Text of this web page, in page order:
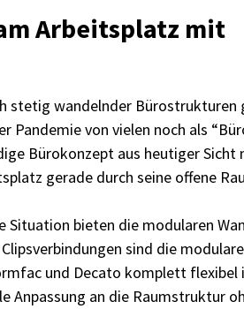
Arbeitsplatz mit
stetig wandelnder
Pandemie von vielen noch als
Bürokonzept aus heutiger Sicht
gerade durch seine offene
Situation bieten die modularen
sind die
und Decato komplett flexibel
Anpassung an die Raumstruktur